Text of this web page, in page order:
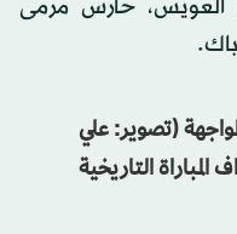
العويس، حارس مرمى
(تصوير: علي
التاريخية